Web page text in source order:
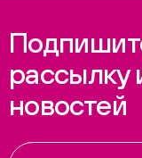
рассылку
новостей